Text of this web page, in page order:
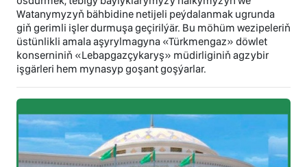
Watanymyzyň bähbidine netijeli peýdalanmak ugrunda
giň gerimli işler durmuşa geçirilýär. Bu möhüm wezipeleriň
üstünlikli amala aşyrylmagyna «Türkmengaz» döwlet
konserniniň «Lebapgazçykaryş» müdirliginiň agzybir
işgärleri hem mynasyp goşant goşýarlar.